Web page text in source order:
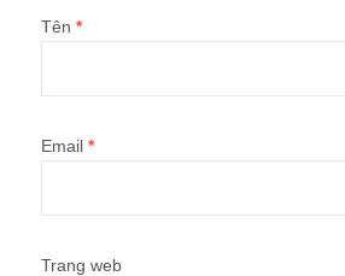
Tên *
Email *
Trang web